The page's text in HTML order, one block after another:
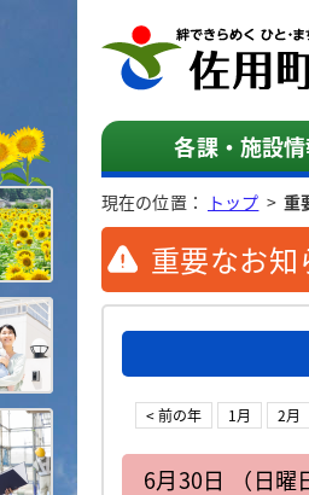
総合トップ
町民の方へ
各課・施設
現在の位置： トップ >重
重要なお知
< 前の年 1月 2月
6月30日 （日曜